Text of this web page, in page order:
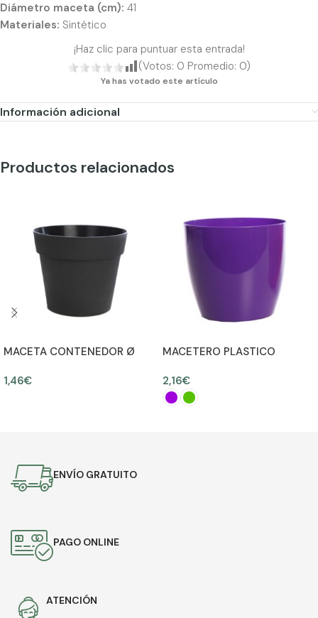
Diámetro maceta (cm): 41
Materiales: Sintético
¡Haz clic para puntuar esta entrada!
(Votos: 0 Promedio: 0)
Ya has votado este artículo
Información adicional
Productos relacionados
MACETA CONTENEDOR Ø
1,46€
MACETERO PLASTICO
2,16€
ENVÍO GRATUITO
PAGO ONLINE
ATENCIÓN